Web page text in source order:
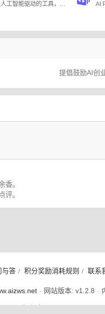
giitfluence是一个人工智能驱动的工具，可以帮助用户快速找到适合他们git需求的正确命令。用户可以在web应用程序的输入字段中输入他们想要使用git完成的任务的描述，并根据他们的描述从应用程序中获得建议。然后，他们可以复制并粘贴建议的命令到他们的终端或命令行界面。
提倡鼓励AI创
香。
评。
与答 / 积分奖励消耗规则 / 联系
· 网站版本: v1.2.8 ·